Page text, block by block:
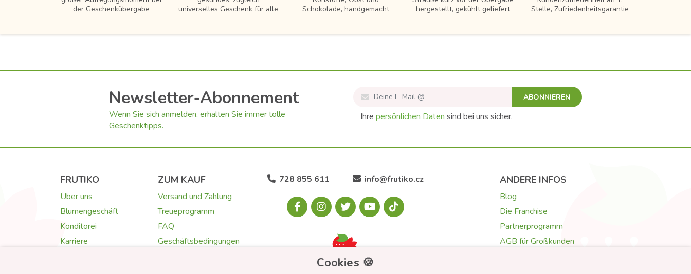
der Geschenkübergabe
universelles Geschenk für alle
Schokolade, handgemacht
hergestellt, gekühlt geliefert
Stelle, Zufriedenheitsgarantie
Newsletter-Abonnement
Wenn Sie sich anmelden, erhalten Sie immer tolle
Geschenktipps.
ABONNIEREN
Ihre persönlichen Daten sind bei uns sicher.
728 855 611 info@frutiko.cz
FRUTIKO
Über uns
Blumengeschäft
Konditorei
Karriere
ZUM KAUF
Versand und Zahlung
Treueprogramm
FAQ
Geschäftsbedingungen
ANDERE INFOS
Blog
Die Franchise
Partnerprogramm
AGB für Großkunden
Cookies 🍪